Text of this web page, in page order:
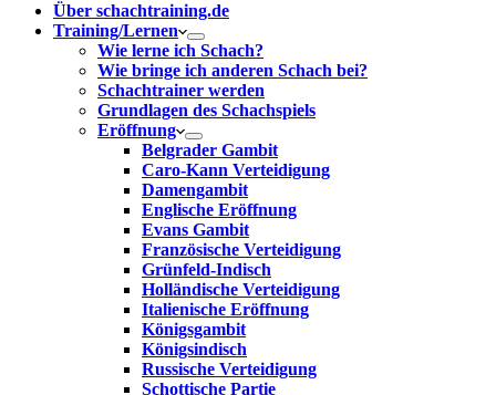
Über schachtraining.de
Training/Lernen
Wie lerne ich Schach?
Wie bringe ich anderen Schach bei?
Schachtrainer werden
Grundlagen des Schachspiels
Eröffnung
Belgrader Gambit
Caro-Kann Verteidigung
Damengambit
Englische Eröffnung
Evans Gambit
Französische Verteidigung
Grünfeld-Indisch
Holländische Verteidigung
Italienische Eröffnung
Königsgambit
Königsindisch
Russische Verteidigung
Schottische Partie